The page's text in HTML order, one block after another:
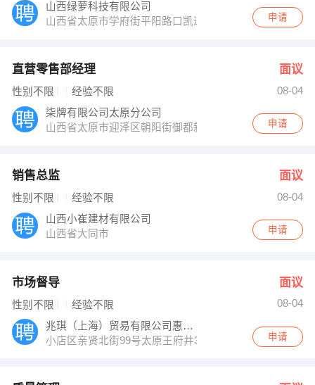
山西绿萝科技有限公司
山西省太原市学府街平阳路口凯通大厦2层
申请
直营零售部经理 面议
性别不限 经验不限
08-04
柒牌有限公司太原分公司
山西省太原市迎泽区朝阳街御都新天地13层
申请
销售总监 面议
性别不限 经验不限
08-04
山西小崔建材有限公司
山西省大同市
申请
市场督导 面议
性别不限 经验不限
08-04
兆琪（上海）贸易有限公司惠州分公司
小店区亲贤北街99号太原王府井3楼TOP专柜
申请